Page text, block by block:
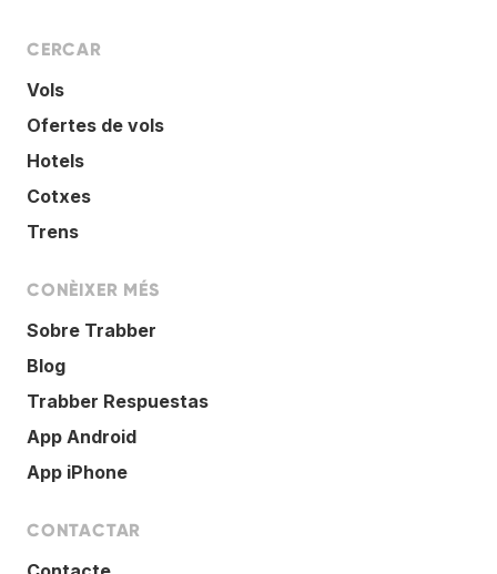
CERCAR
Vols
Ofertes de vols
Hotels
Cotxes
Trens
CONÈIXER MÉS
Sobre Trabber
Blog
Trabber Respuestas
App Android
App iPhone
CONTACTAR